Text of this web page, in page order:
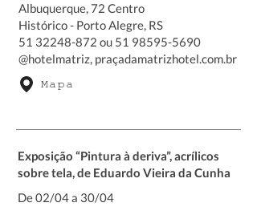
Albuquerque, 72 Centro
Histórico - Porto Alegre, RS
51 32248-872 ou 51 98595-5690
@hotelmatriz, praçadamatrizhotel.com.br
Mapa
Exposição “Pintura à deriva”, acrílicos
sobre tela, de Eduardo Vieira da Cunha
De 02/04 a 30/04